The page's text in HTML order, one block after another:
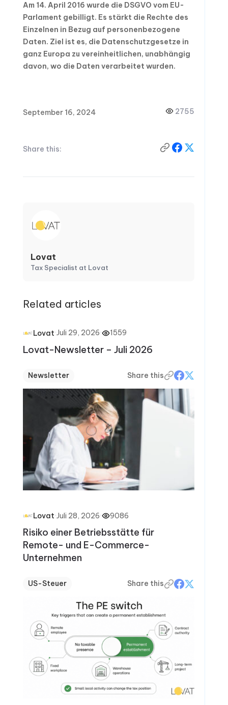
Am 14. April 2016 wurde die DSGVO vom EU-
Parlament gebilligt. Es stärkt die Rechte des
Einzelnen in Bezug auf personenbezogene
Daten. Ziel ist es, die Datenschutzgesetze in
ganz Europa zu vereinheitlichen, unabhängig
davon, wo die Daten verarbeitet wurden.
September 16, 2024 2755
Share this:
Lovat
Tax Specialist at Lovat
Related articles
Lovat·Juli 29, 2026· 1559
Lovat-Newsletter – Juli 2026
Newsletter Share this
Lovat·Juli 28, 2026· 9086
Risiko einer Betriebsstätte für
Remote- und E-Commerce-
Unternehmen
US-Steuer Share this